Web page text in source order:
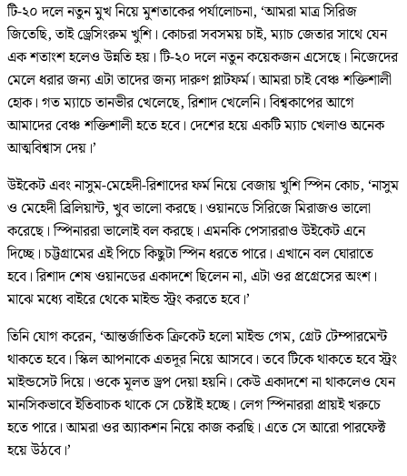
টি-২০ দলে নতুন মুখ নিয়ে মুশতাকের পর্যালোচনা, ‘আমরা মাত্র সিরিজ
জিতেছি, তাই ড্রেসিংরুম খুশি। কোচরা সবসময় চাই, ম্যাচ জেতার সাথে যেন
এক শতাংশ হলেও উন্নতি হয়। টি-২০ দলে নতুন কয়েকজন এসেছে। নিজেদের
মেলে ধরার জন্য এটা তাদের জন্য দারুণ প্লাটফর্ম। আমরা চাই বেঞ্চ শক্তিশালী
হোক। গত ম্যাচে তানভীর খেলেছে, রিশাদ খেলেনি। বিশ্বকাপের আগে
আমাদের বেঞ্চ শক্তিশালী হতে হবে। দেশের হয়ে একটি ম্যাচ খেলাও অনেক
আত্মবিশ্বাস দেয়।’
উইকেট এবং নাসুম-মেহেদী-রিশাদের ফর্ম নিয়ে বেজায় খুশি স্পিন কোচ, ‘নাসুম
ও মেহেদী ব্রিলিয়ান্ট, খুব ভালো করছে। ওয়ানডে সিরিজে মিরাজও ভালো
করেছে। স্পিনাররা ভালোই বল করছে। এমনকি পেসাররাও উইকেট এনে
দিচ্ছে। চট্টগ্রামের এই পিচে কিছুটা স্পিন ধরতে পারে। এখানে বল ঘোরাতে
হবে। রিশাদ শেষ ওয়ানডের একাদশে ছিলেন না, এটা ওর প্রগ্রেসের অংশ।
মাঝে মধ্যে বাইরে থেকে মাইন্ড স্ট্রং করতে হবে।’
তিনি যোগ করেন, ‘আন্তর্জাতিক ক্রিকেট হলো মাইন্ড গেম, গ্রেট টেম্পারমেন্ট
থাকতে হবে। স্কিল আপনাকে এতদূর নিয়ে আসবে। তবে টিকে থাকতে হবে স্ট্রং
মাইন্ডসেট দিয়ে। ওকে মূলত ড্রপ দেয়া হয়নি। কেউ একাদশে না থাকলেও যেন
মানসিকভাবে ইতিবাচক থাকে সে চেষ্টাই হচ্ছে। লেগ স্পিনাররা প্রায়ই খরুচে
হতে পারে। আমরা ওর অ্যাকশন নিয়ে কাজ করছি। এতে সে আরো পারফেক্ট
হয়ে উঠবে।’